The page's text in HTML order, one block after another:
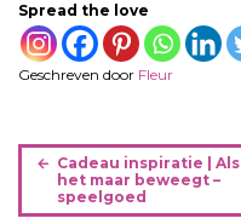
Spread the love
Geschreven door Fleur
B
r
Cadeau inspiratie | Als
het maar beweegt –
speelgoed